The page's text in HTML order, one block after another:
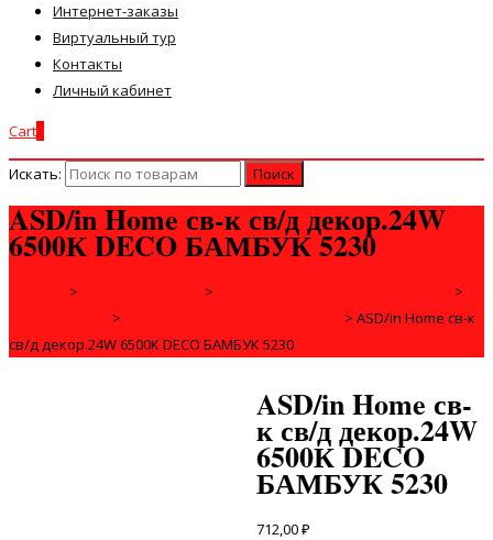
Интернет-заказы
Виртуальный тур
Контакты
Личный кабинет
Cart
Искать:
ASD/in Home св-к св/д декор.24W
6500К DECO БАМБУК 5230
> >
>
> > ASD/in Home св-к
св/д декор.24W 6500К DECO БАМБУК 5230
ASD/in Home св-
к св/д декор.24W
6500К DECO
БАМБУК 5230
712,00₽